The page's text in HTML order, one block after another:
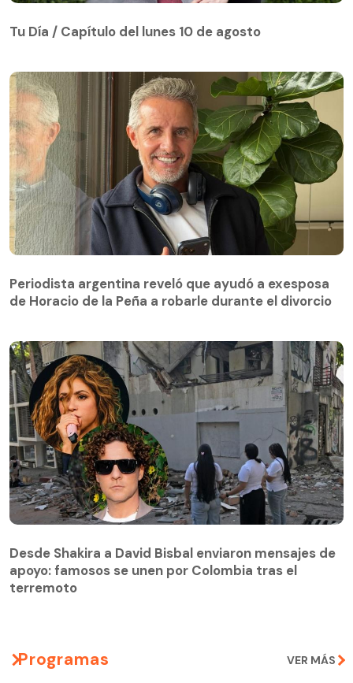
Tu Día / Capítulo del lunes 10 de agosto
Periodista argentina reveló que ayudó a exesposa
de Horacio de la Peña a robarle durante el divorcio
apoyo: famosos se unen por Colombia tras el
terremoto
Desde Shakira a David Bisbal enviaron mensajes de
apoyo: famosos se unen por Colombia tras el
terremoto
Programas VER MÁS